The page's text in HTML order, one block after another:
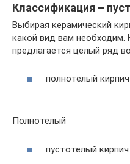
Классификация –
Выбирая керамический
какой вид вам необходим.
предлагается целый ряд
полнотелый
Полнотелый
пустотелый кирпич